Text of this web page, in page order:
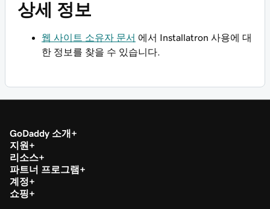
상세 정보
웹 사이트 소유자 문서 에서 Installatron 사용에 대
한 정보를 찾을 수 있습니다.
GoDaddy 소개
지원
리소스
파트너 프로그램
계정
쇼핑